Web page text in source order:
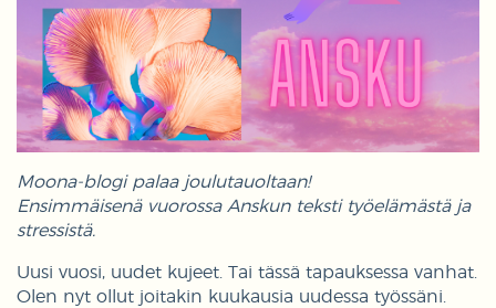
Moona-blogi palaa joulutauoltaan!
Ensimmäisenä vuorossa Anskun teksti työelämästä ja
stressistä.
Uusi vuosi, uudet kujeet. Tai tässä tapauksessa vanhat.
Olen nyt ollut joitakin kuukausia uudessa työssäni.